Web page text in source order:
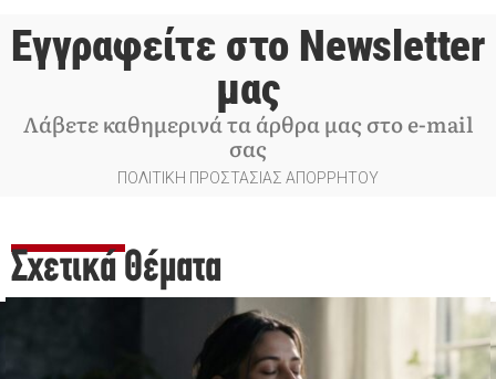
Εγγραφείτε στο Newsletter
μας
Λάβετε καθημερινά τα άρθρα μας στο e-mail
σας
ΠΟΛΙΤΙΚΗ ΠΡΟΣΤΑΣΙΑΣ ΑΠΟΡΡΗΤΟΥ
Σχετικά Θέματα